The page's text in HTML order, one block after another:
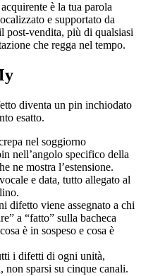
è la tua parola
e supportato da
post-vendita, più di qualsiasi
che regga nel tempo.
diventa un pin inchiodato
esatto.
nel soggiorno
nell’angolo specifico della
ne mostra l’estensione.
e data, tutto allegato al
difetto viene assegnato a chi
a “fatto” sulla bacheca
è in sospeso e cosa è
i difetti di ogni unità,
non sparsi su cinque canali.